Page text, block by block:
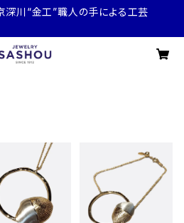
深川“金工”職人の手による工芸